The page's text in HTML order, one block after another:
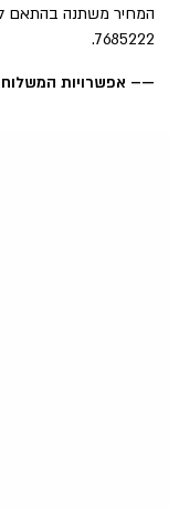
7685222.
—– אפשרויות